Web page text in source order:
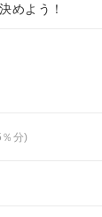
めよう！
分)